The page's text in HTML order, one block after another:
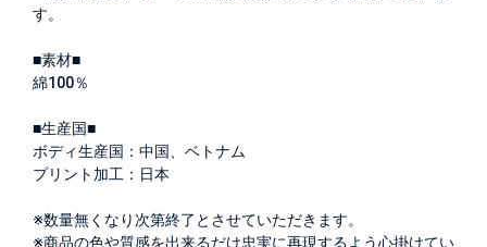
す。
■素材■
綿100％
■生産国■
ボディ生産国：中国、ベトナム
プリント加工：日本
※数量無くなり次第終了とさせていただきます。
※商品の色や質感を出来るだけ忠実に再現するよう心掛けてい